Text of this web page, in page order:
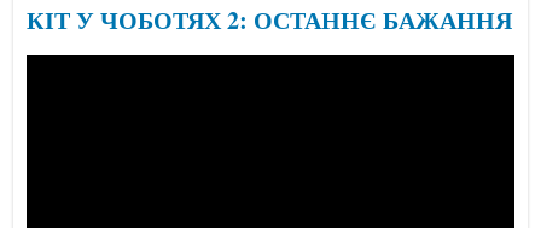
КІТ У ЧОБОТЯХ 2: ОСТАННЄ БАЖАННЯ